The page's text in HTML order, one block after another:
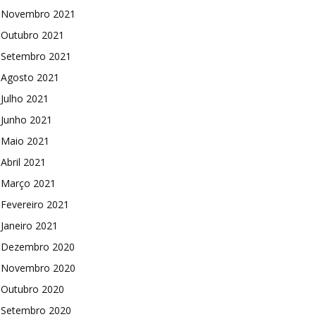
Novembro 2021
Outubro 2021
Setembro 2021
Agosto 2021
Julho 2021
Junho 2021
Maio 2021
Abril 2021
Março 2021
Fevereiro 2021
Janeiro 2021
Dezembro 2020
Novembro 2020
Outubro 2020
Setembro 2020